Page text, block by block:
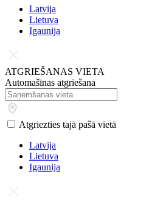
Latvijа
Lietuva
Igaunija
ATGRIEŠANAS VIETA
Automašīnas atgriešana
Atgriezties tajā pašā vietā
Latvijа
Lietuva
Igaunija